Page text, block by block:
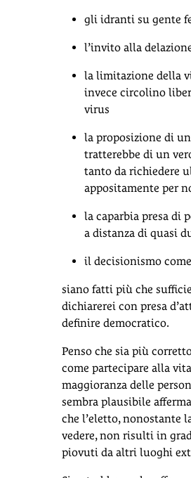
gli idranti su gente
l’invito alla
la limitazione della
invece circolino
virus
la proposizione di
tratterebbe di un
tanto da richiedere
appositamente per
la caparbia presa di
a distanza di quasi
il decisionismo
siano fatti più che
dichiarerei con presa
definire democratico.
Penso che sia più
come partecipare alla
maggioranza delle
sembra plausibile
che l’eletto, nonostante
vedere, non risulti in
piovuti da altri luoghi